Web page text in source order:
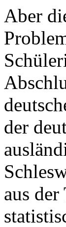
Aber
der
aus